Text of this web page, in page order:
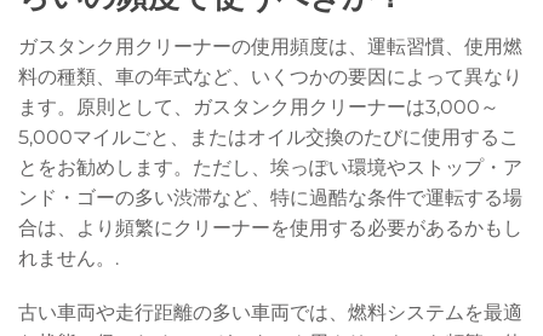
ガスタンク用クリーナーの使用頻度は、運転習慣、使用燃
料の種類、車の年式など、いくつかの要因によって異なり
ます。原則として、ガスタンク用クリーナーは3,000～
5,000マイルごと、またはオイル交換のたびに使用するこ
とをお勧めします。ただし、埃っぽい環境やストップ・ア
ンド・ゴーの多い渋滞など、特に過酷な条件で運転する場
合は、より頻繁にクリーナーを使用する必要があるかもし
れません。.
古い車両や走行距離の多い車両では、燃料システムを最適